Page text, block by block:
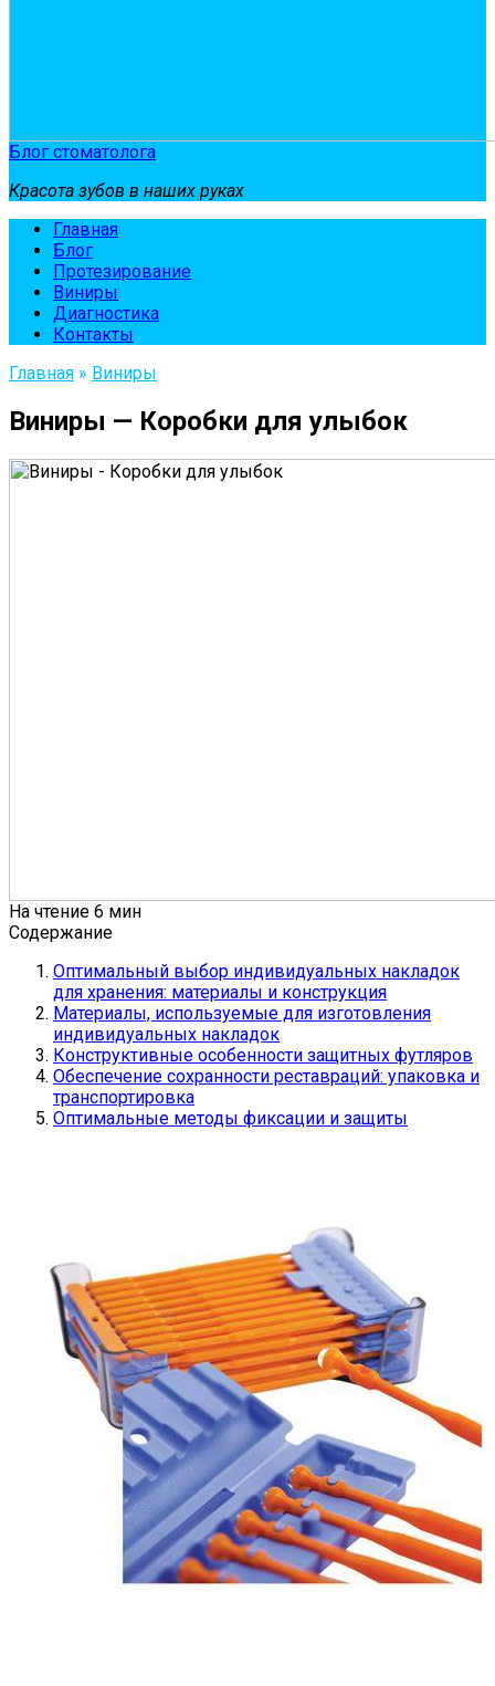
Блог стоматолога
Красота зубов в наших руках
Главная
Блог
Протезирование
Виниры
Диагностика
Контакты
Главная » Виниры
Виниры — Коробки для улыбок
На чтение 6 мин
Содержание
Оптимальный выбор индивидуальных накладок
для хранения: материалы и конструкция
Материалы, используемые для изготовления
индивидуальных накладок
Конструктивные особенности защитных футляров
Обеспечение сохранности реставраций: упаковка и
транспортировка
Оптимальные методы фиксации и защиты